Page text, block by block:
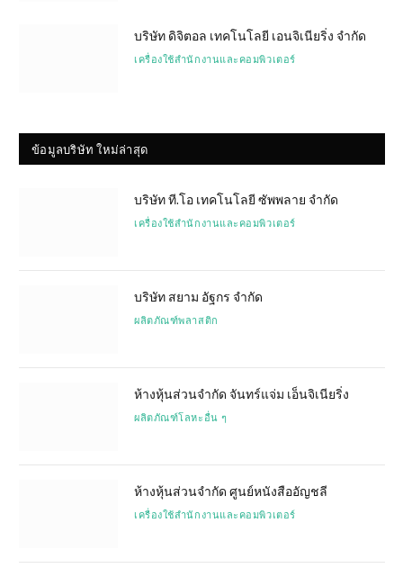
บริษัท ดิจิตอล เทคโนโลยี เอนจิเนียริ่ง จำกัด
เครื่องใช้สำนักงานและคอมพิวเตอร์
ข้อมูลบริษัท ใหม่ล่าสุด
บริษัท ที.โอ เทคโนโลยี ซัพพลาย จำกัด
เครื่องใช้สำนักงานและคอมพิวเตอร์
บริษัท สยาม อัฐกร จำกัด
ผลิตภัณฑ์พลาสติก
ห้างหุ้นส่วนจำกัด จันทร์แจ่ม เอ็นจิเนียริ่ง
ผลิตภัณฑ์โลหะอื่น ๆ
ห้างหุ้นส่วนจำกัด ศูนย์หนังสืออัญชลี
เครื่องใช้สำนักงานและคอมพิวเตอร์